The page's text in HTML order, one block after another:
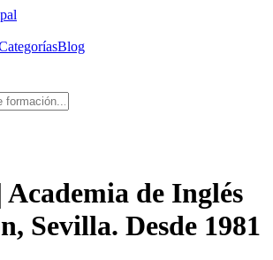
Blog
de Inglés
Sevilla. Desde 1981